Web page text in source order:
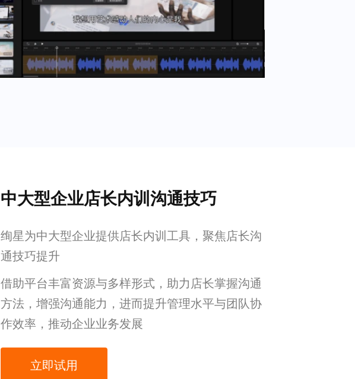
中大型企业店长内训沟通技巧
绚星为中大型企业提供店长内训工具，聚焦店长沟
通技巧提升
借助平台丰富资源与多样形式，助力店长掌握沟通
方法，增强沟通能力，进而提升管理水平与团队协
作效率，推动企业业务发展
立即试用